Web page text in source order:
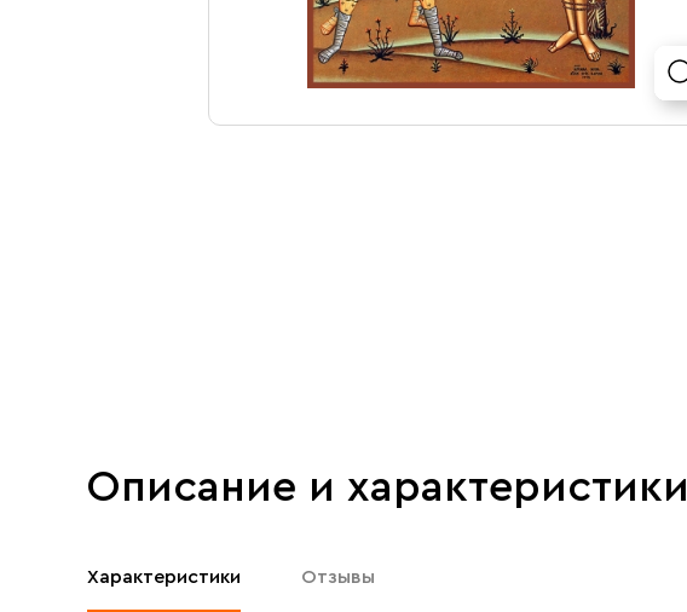
Описание и характеристики
Характеристики Отзывы